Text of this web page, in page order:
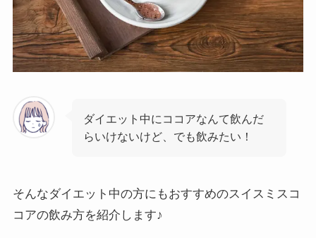
ダイエット中にココアなんて飲んだ
らいけないけど、でも飲みたい！
そんなダイエット中の方にもおすすめのスイスミスコ
コアの飲み方を紹介します♪